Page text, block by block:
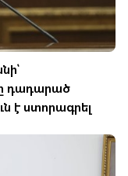
դադարած
է ստորագրել